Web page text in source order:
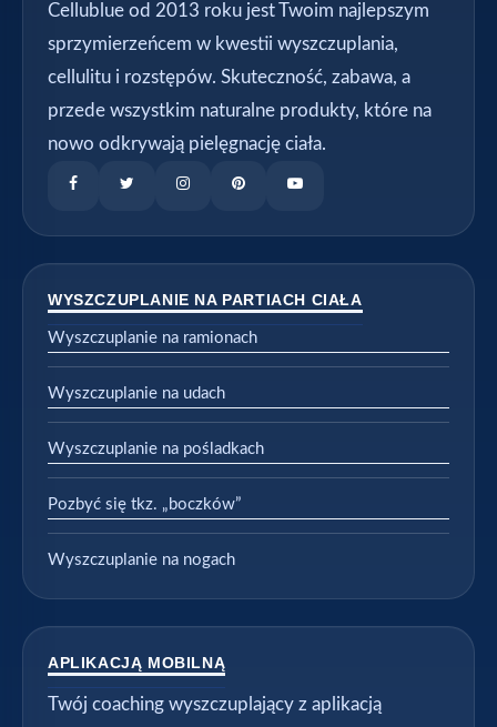
Cellublue od 2013 roku jest Twoim najlepszym
sprzymierzeńcem w kwestii wyszczuplania,
cellulitu i rozstępów. Skuteczność, zabawa, a
przede wszystkim naturalne produkty, które na
nowo odkrywają pielęgnację ciała.
WYSZCZUPLANIE NA PARTIACH CIAŁA
Wyszczuplanie na ramionach
Wyszczuplanie na udach
Wyszczuplanie na pośladkach
Pozbyć się tkz. „boczków”
Wyszczuplanie na nogach
APLIKACJĄ MOBILNĄ
Twój coaching wyszczuplający z aplikacją